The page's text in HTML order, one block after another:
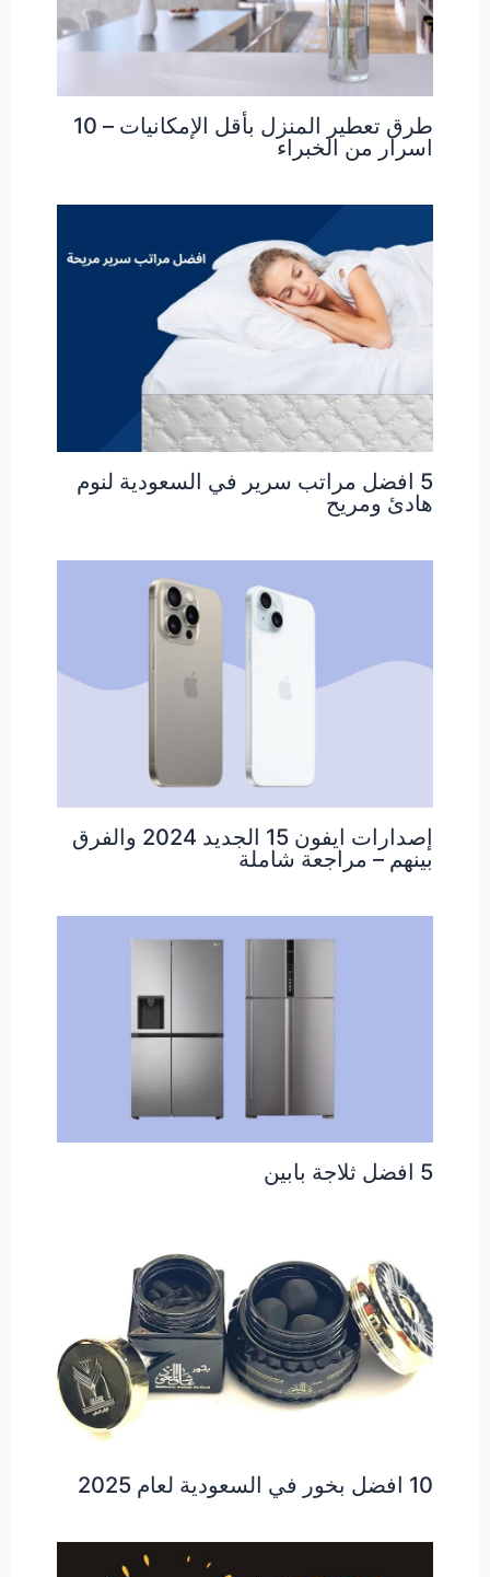
طرق تعطير المنزل بأقل الإمكانيات – 10
اسرار من الخبراء
5 افضل مراتب سرير في السعودية لنوم
هادئ ومريح
إصدارات ايفون 15 الجديد 2024 والفرق
بينهم – مراجعة شاملة
5 افضل ثلاجة بابين
10 افضل بخور في السعودية لعام 2025